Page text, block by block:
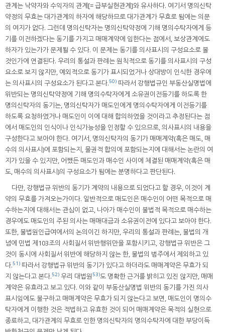
관계는 낙약자와 수익자의 관계[= 급부실현관계]와 유사하다. 여기서 명의신탁
약정의 무효는 대가관계의 하자에 해당하므로 대가관계가 무효로 됨에는 의문
의 여지가 없다. 그런데 명의신탁자는 명의신탁약정에 기해 명의수탁자에게 등
기를 이전하겠다는 동기를 가지고 매매계약에 임한다는 점에서, 보상관계에도
하자가 있는가가 문제될 수 있다. 이 문제는 동기를 의사표시의 구성요소로 볼
것인가에 연결된다. 우리의 통설과 판례는 원칙적으로 동기를 의사표시의 구성
요소로 보지 않지만, 예외적으로 동기가 표시되었거나 상대방이 인식한 경우에
는 의사표시의 구성요소가 된다고 본다.50) 따라서 강행법규인 부동산실명법에
위반되는 명의신탁약정에 기해 명의수탁자에게 소유권이전등기를 하도록 한
명의신탁자의 동기는, 명의신탁자가 매도인에게 명의수탁자에게 이전등기를
하도록 요청하였거나 매도인이 이에 대해 합의하였을 것이라고 추정된다는 점
에서 매도인의 인식이나 인식가능성을 인정할 수 있으므로, 의사표시의 내용을
구성한다고 보아야 한다. 여기서, 명의신탁자의 동기가 매매계약(혹은 매도, 매
수의 의사표시)에 포함되는지, 물권적 합의에 포함되는지에 대해서는 논란의 여
지가 있을 수 있지만, 어쨌든 매도인과 매수인 사이에 체결된 매매계약(혹은 매
도, 매수의 의사표시)의 구성요소가 됨에는 분명하다고 판단된다.
다만, 강행법규 위반의 동기가 계약의 내용으로 되었다고 할 경우, 이것이 계
약의 무효를 가져오는가이다. 일반적으로 매도인은 매수인이 어떤 목적으로 매
수하는지에 대해서는 관심이 없고, 나아가 매수인이 불법적 목적으로 매수하는
경우에도 매도인의 주된 의사는 매매대금과 소유권이전에 있다고 보아야 한다.
또한, 불법원인급여에서의 논의이긴 하지만, 우리의 통설과 판례는, 불법의 개
념에 민법 제103조의 사회질서 위반행위만을 포함시키고, 강행법규 위반은 그
것이 동시에 사회질서 위반에 해당하지 않는 한, 불법의 범주에서 제외하고 있
다.51) 따라서 강행법규 위반의 동기가 있다고 하더라도 매매계약은 무효가 되
지 않는다고 본다.52) 우리 대법원53)도 명확한 근거를 밝히고 있진 않지만, 매매
계약은 유효라고 보고 있다. 이와 같이 부동산실명법 위반의 동기를 가진 의사
표시임에도 불구하고 매매계약은 무효가 되지 않는다고 보면, 매도인이 명의수
탁자에게 이행한 것은 적법하고 유효한 것이 되어 매매계약은 목적의 실현으로
종료하고, 대가관계의 무효로 인한 명의신탁자의 명의수탁자에 대한 부당이득